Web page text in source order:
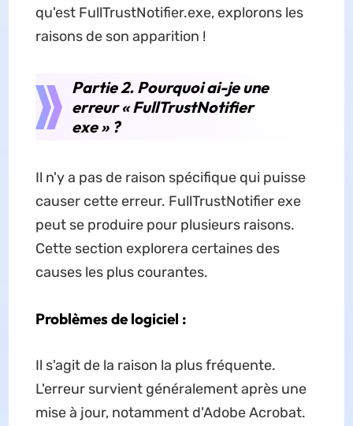
qu'est FullTrustNotifier.exe, explorons les
raisons de son apparition !
Partie 2. Pourquoi ai-je une
erreur « FullTrustNotifier
exe » ?
Il n'y a pas de raison spécifique qui puisse
causer cette erreur. FullTrustNotifier exe
peut se produire pour plusieurs raisons.
Cette section explorera certaines des
causes les plus courantes.
Problèmes de logiciel :
Il s'agit de la raison la plus fréquente.
L'erreur survient généralement après une
mise à jour, notamment d'Adobe Acrobat.